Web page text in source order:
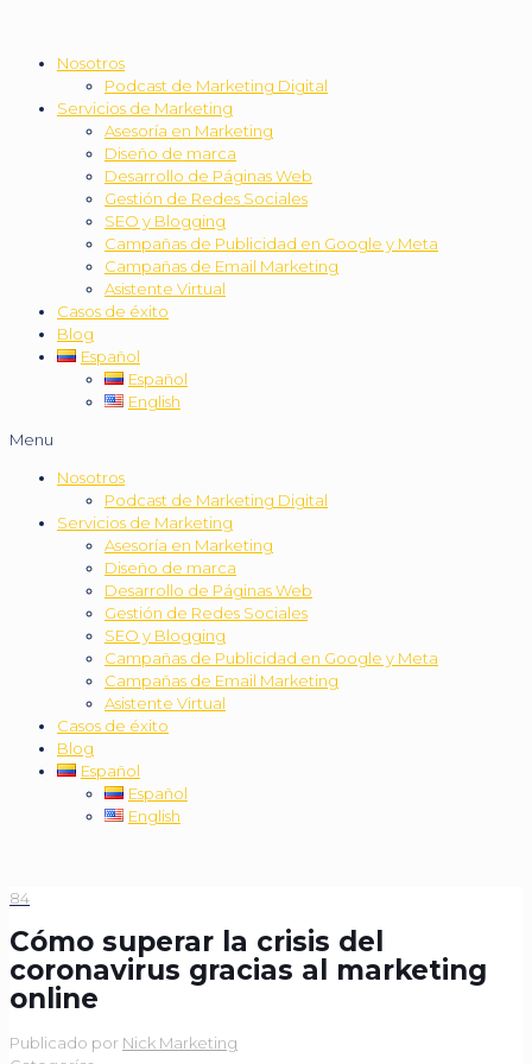
Nosotros
Podcast de Marketing Digital
Servicios de Marketing
Asesoría en Marketing
Diseño de marca
Desarrollo de Páginas Web
Gestión de Redes Sociales
SEO y Blogging
Campañas de Publicidad en Google y Meta
Campañas de Email Marketing
Asistente Virtual
Casos de éxito
Blog
Español
Español
English
Menu
Nosotros
Podcast de Marketing Digital
Servicios de Marketing
Asesoría en Marketing
Diseño de marca
Desarrollo de Páginas Web
Gestión de Redes Sociales
SEO y Blogging
Campañas de Publicidad en Google y Meta
Campañas de Email Marketing
Asistente Virtual
Casos de éxito
Blog
Español
Español
English
84
Cómo superar la crisis del
coronavirus gracias al marketing
online
Publicado por Nick Marketing